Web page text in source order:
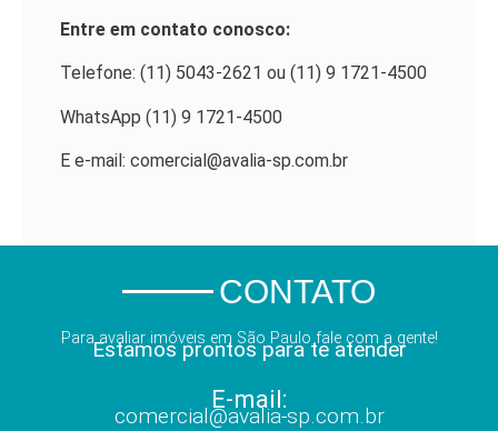
Entre em contato conosco:
Telefone: (11) 5043-2621 ou (11) 9 1721-4500
WhatsApp (11) 9 1721-4500
E e-mail: comercial@avalia-sp.com.br
CONTATO
Para avaliar imóveis em São Paulo fale com a gente!
Estamos prontos para te atender
E-mail:
comercial@avalia-sp.com.br